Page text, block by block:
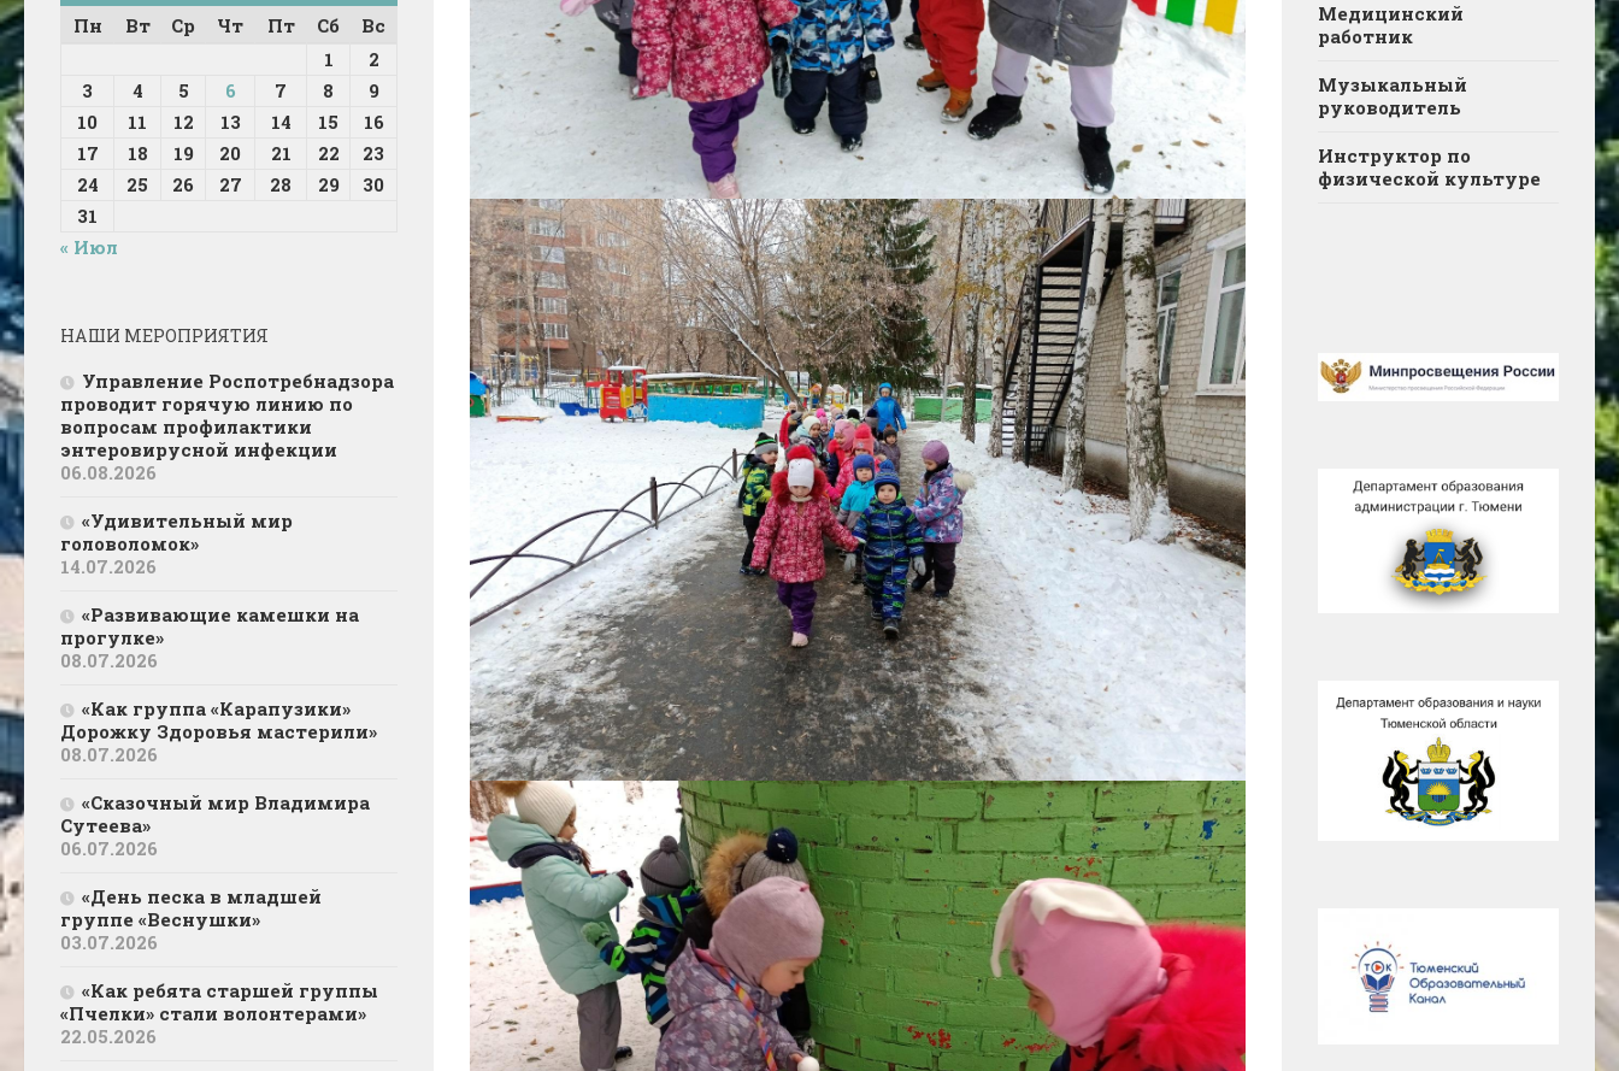
Пн
Вт Ср Чт Пт Сб
Вс
1
2
3
4 5 6 7 8
9
10
11 12 13 14 15
16
17
18 19 20 21 22
23
24
25 26 27 28 29
30
31
« Июл
НАШИ МЕРОПРИЯТИЯ
Управление Роспотребнадзора
проводит горячую линию по
вопросам профилактики
энтеровирусной инфекции
06.08.2026
«Удивительный мир
головоломок»
14.07.2026
«Развивающие камешки на
прогулке»
08.07.2026
«Как группа «Карапузики»
Дорожку Здоровья мастерили»
08.07.2026
«Сказочный мир Владимира
Сутеева»
06.07.2026
«День песка в младшей
группе «Веснушки»
03.07.2026
«Как ребята старшей группы
«Пчелки» стали волонтерами»
22.05.2026
Медицинский
работник
Музыкальный
руководитель
Инструктор по
физической культуре